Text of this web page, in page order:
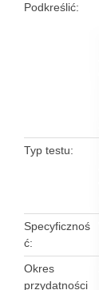
Podkreślić
Typ testu
Specyficznoś
ć
Okres
przydatności